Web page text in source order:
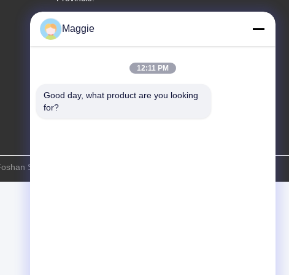
Tel
86-13342999029
Star Power Technology Co.Ltd . Alle rechten voorbehouden.
Maggie
12:11 PM
Good day, what product are you looking
for?